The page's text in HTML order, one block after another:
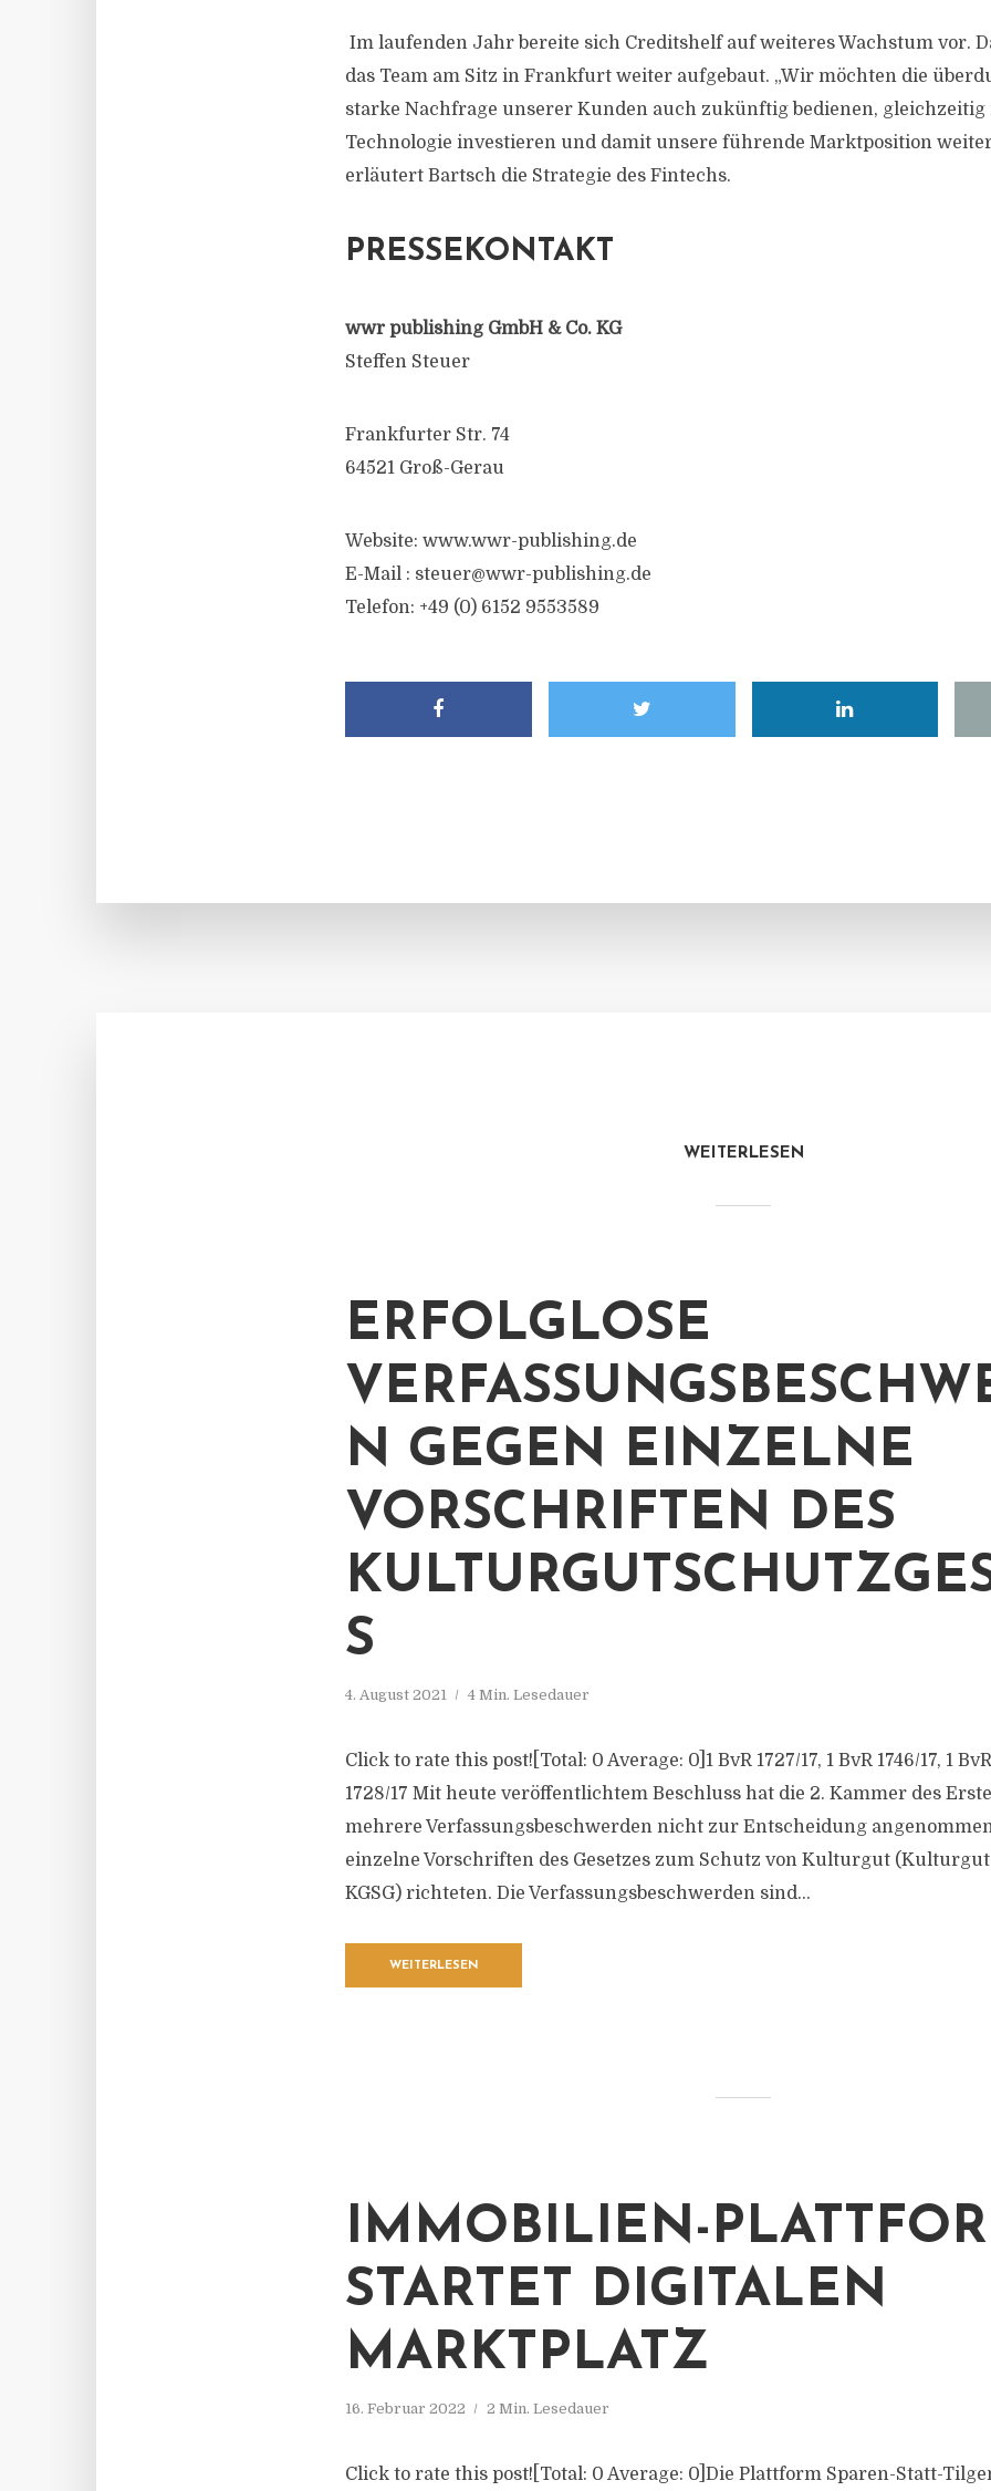
Im laufenden Jahr bereite sich Creditshelf auf weiteres Wachstum vor.
das Team am Sitz in Frankfurt weiter aufgebaut. „Wir möchten die
starke Nachfrage unserer Kunden auch zukünftig bedienen, gleichzeitig
Technologie investieren und damit unsere führende Marktposition weiter
erläutert Bartsch die Strategie des Fintechs.
PRESSEKONTAKT
wwr publishing GmbH & Co. KG
Steffen Steuer
Frankfurter Str. 74
64521 Groß-Gerau
Website: www.wwr-publishing.de
E-Mail : steuer@wwr-publishing.de
Telefon: +49 (0) 6152 9553589
WEITERLESEN
ERFOLGLOSE
N GEGEN EINZELNE
VORSCHRIFTEN DES
S
4. August 2021 4 Min. Lesedauer
Click to rate this post![Total: 0 Average: 0]1 BvR 1727/17, 1 BvR 1746/17, 1
1728/17 Mit heute veröffentlichtem Beschluss hat die 2. Kammer des
mehrere Verfassungsbeschwerden nicht zur Entscheidung
einzelne Vorschriften des Gesetzes zum Schutz von Kulturgut
KGSG) richteten. Die Verfassungsbeschwerden sind...
WEITERLESEN
IMMOBILIEN-
STARTET DIGITALEN
MARKTPLATZ
16. Februar 2022 2 Min. Lesedauer
Click to rate this post![Total: 0 Average: 0]Die Plattform Sparen-Statt-